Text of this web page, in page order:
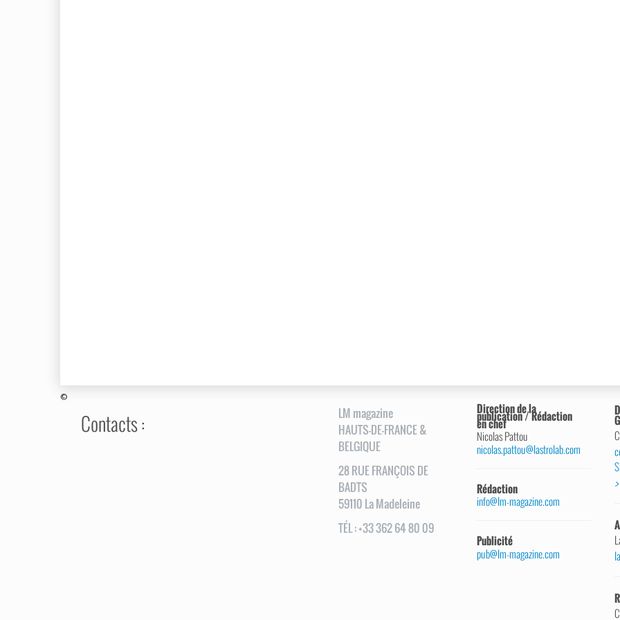
©
Contacts :
LM magazine
HAUTS-DE-FRANCE &
BELGIQUE
28RUEFRANÇOIS DE
BADTS
59110 La Madeleine
TÉL:+33 362 64 80 09
Direction de la
publication / Rédaction
en chef
Nicolas Pattou
nicolas.pattou@lastrolab.com
Rédaction
info@lm-magazine.com
Publicité
pub@lm-magazine.com